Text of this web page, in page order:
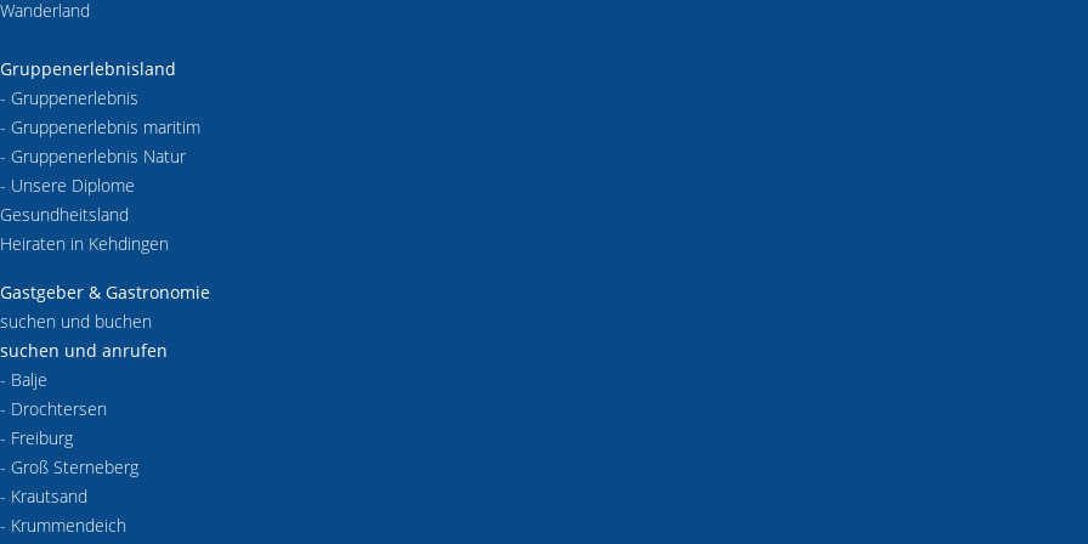
Wanderland
Gruppenerlebnisland
- Gruppenerlebnis
- Gruppenerlebnis maritim
- Gruppenerlebnis Natur
- Unsere Diplome
Gesundheitsland
Heiraten in Kehdingen
Gastgeber & Gastronomie
suchen und buchen
suchen und anrufen
- Balje
- Drochtersen
- Freiburg
- Groß Sterneberg
- Krautsand
- Krummendeich